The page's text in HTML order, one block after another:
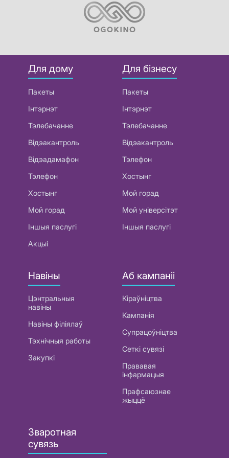
Для дому
Пакеты
Інтэрнэт
Тэлебачанне
Відэакантроль
Відэадамафон
Тэлефон
Хостынг
Мой горад
Іншыя паслугі
Акцыі
Для бізнесу
Пакеты
Інтэрнэт
Тэлебачанне
Відэакантроль
Тэлефон
Хостынг
Мой горад
Мой універсітэт
Іншыя паслугі
Навіны
Цэнтральныя
навіны
Навіны філіялаў
Тэхнічныя работы
Закупкі
Аб кампаніі
Кіраўніцтва
Кампанія
Супрацоўніцтва
Сеткі сувязі
Прававая
інфармацыя
Прафсаюзнае
жыццё
Зваротная
сувязь